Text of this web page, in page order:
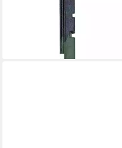
Bremsschuhe dreifarbig -
langlebige Bremsbelagm
lieferbar - in 6-7 Werktagen bei dir